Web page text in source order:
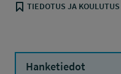
TIEDOTUS JA KOULUTUS
Hanketiedot